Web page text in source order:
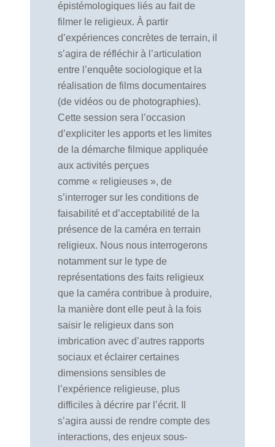
épistémologiques liés au fait de
filmer le religieux. À partir
d’expériences concrètes de terrain, il
s’agira de réfléchir à l’articulation
entre l’enquête sociologique et la
réalisation de films documentaires
(de vidéos ou de photographies).
Cette session sera l’occasion
d’expliciter les apports et les limites
de la démarche filmique appliquée
aux activités perçues
comme « religieuses », de
s’interroger sur les conditions de
faisabilité et d’acceptabilité de la
présence de la caméra en terrain
religieux. Nous nous interrogerons
notamment sur le type de
représentations des faits religieux
que la caméra contribue à produire,
la manière dont elle peut à la fois
saisir le religieux dans son
imbrication avec d’autres rapports
sociaux et éclairer certaines
dimensions sensibles de
l’expérience religieuse, plus
difficiles à décrire par l’écrit. Il
s’agira aussi de rendre compte des
interactions, des enjeux sous-